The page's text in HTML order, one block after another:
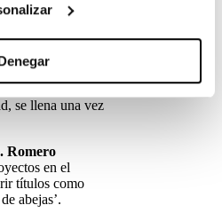
Internacional
del 15 al 25 de
se llena una vez
Romero
en el
títulos como
abejas’.